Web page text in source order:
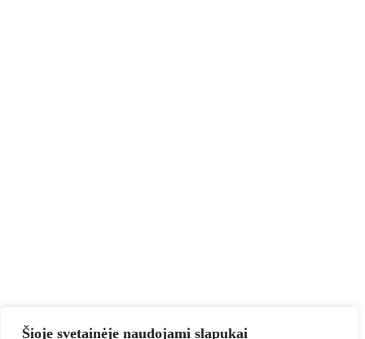
Šioje svetainėje naudojami slapukai